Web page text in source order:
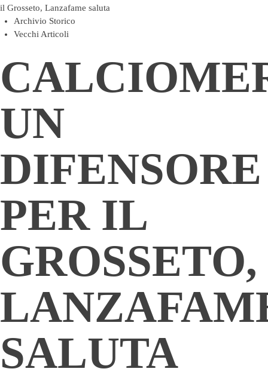
il Grosseto, Lanzafame saluta
Archivio Storico
Vecchi Articoli
UN
DIFENSORE
PER IL
GROSSETO,
SALUTA